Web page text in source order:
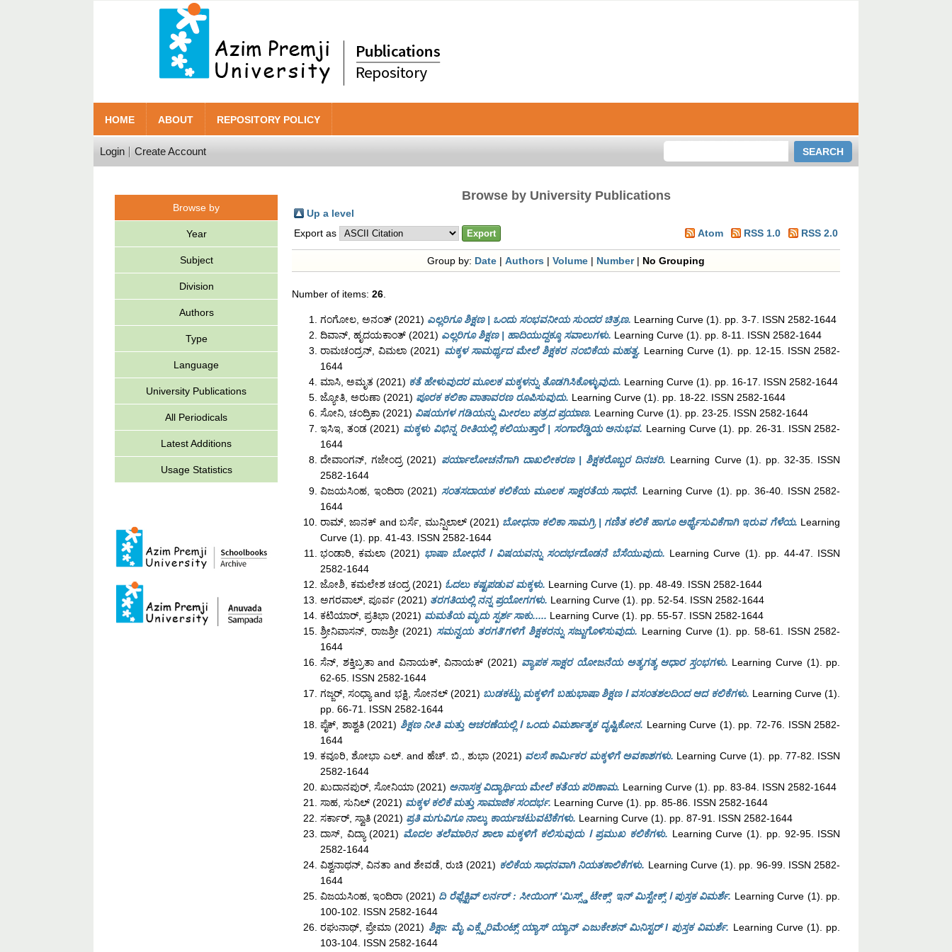
HOME ABOUT REPOSITORY POLICY
Login Create Account
Browse by
Year
Subject
Division
Authors
Type
Language
University Publications
All Periodicals
Latest Additions
Usage Statistics
Browse by University Publications
Up a level
Export as
Atom RSS 1.0 RSS 2.0
Group by: Date |Authors |Volume | Number| No Grouping
Number of items: 26
ಗಂಗೋಲ, ಅನಂತ್ (2021) ಎಲ್ಲರಿಗೂ ಶಿಕ್ಷಣ | ಒಂದು ಸಂಭವನೀಯ ಸುಂದರ ಚಿತ್ರಣ. Learning Curve (1). pp. 3-7. ISSN 2582-1644
ದಿವಾನ್, ಹೃದಯಕಾಂತ್ (2021) ಎಲ್ಲರಿಗೂ ಶಿಕ್ಷಣ | ಹಾದಿಯುದ್ದಕ್ಕೂ ಸವಾಲುಗಳು. Learning Curve (1). pp. 8-11. ISSN 2582-1644
ರಾಮಚಂದ್ರನ್, ವಿಮಲಾ (2021) ಮಕ್ಕಳ ಸಾಮರ್ಥ್ಯದ ಮೇಲೆ ಶಿಕ್ಷಕರ ನಂಬಿಕೆಯ ಮಹತ್ವ. Learning Curve (1). pp. 12-15. ISSN 2582-
1644
ಮಾಸಿ, ಅಮೃತ (2021) ಕತೆ ಹೇಳುವುದರ ಮೂಲಕ ಮಕ್ಕಳನ್ನು ತೊಡಗಿಸಿಕೊಳ್ಳುವುದು. Learning Curve (1). pp. 16-17. ISSN 2582-1644
ಜ್ಯೋತಿ, ಅರುಣಾ (2021) ಪೂರಕ ಕಲಿಕಾ ವಾತಾವರಣ ರೂಪಿಸುವುದು. Learning Curve (1). pp. 18-22. ISSN 2582-1644
ಸೋನಿ, ಚಂದ್ರಿಕಾ (2021) ವಿಷಯಗಳ ಗಡಿಯನ್ನು ಮೀರಲು ಪತ್ರದ ಪ್ರಯಾಣ. Learning Curve (1). pp. 23-25. ISSN 2582-1644
ಇಸಿಇ, ತಂಡ (2021) ಮಕ್ಕಳು ವಿಭಿನ್ನ ರೀತಿಯಲ್ಲಿ ಕಲಿಯುತ್ತಾರೆ | ಸಂಗಾರೆಡ್ಡಿಯ ಅನುಭವ. Learning Curve (1). pp. 26-31. ISSN 2582-
1644
ದೇವಾಂಗನ್, ಗಜೇಂದ್ರ (2021) ಪರ್ಯಾಲೋಚನೆಗಾಗಿ ದಾಖಲೀಕರಣ | ಶಿಕ್ಷಕರೊಬ್ಬರ ದಿನಚರಿ. Learning Curve (1). pp. 32-35. ISSN
2582-1644
ವಿಜಯಸಿಂಹ, ಇಂದಿರಾ(2021) ಸಂತಸದಾಯಕ ಕಲಿಕೆಯ ಮೂಲಕ ಸಾಕ್ಷರತೆಯ ಸಾಧನೆ. Learning Curve (1). pp. 36-40. ISSN 2582-
1644
ರಾಮ್, ಜಾನಕ್ andಬರ್ಸೆ, ಮುನ್ಷಿಲಾಲ್(2021) ಬೋಧನಾ ಕಲಿಕಾ ಸಾಮಗ್ರಿ | ಗಣಿತ ಕಲಿಕೆ ಹಾಗೂ ಅರ್ಥೈಸುವಿಕೆಗಾಗಿ ಇರುವ ಗೆಳೆಯ. Learning
Curve (1). pp. 41-43. ISSN 2582-1644
ಭಂಡಾರಿ, ಕಮಲಾ (2021) ಭಾಷಾ ಬೋಧನೆ ⵏ ವಿಷಯವನ್ನು ಸಂದರ್ಭದೊಡನೆ ಬೆಸೆಯುವುದು. Learning Curve (1). pp. 44-47. ISSN
2582-1644
ಜೋಶಿ, ಕಮಲೇಶ ಚಂದ್ರ (2021) ಓದಲು ಕಷ್ಟಪಡುವ ಮಕ್ಕಳು. Learning Curve (1). pp. 48-49. ISSN 2582-1644
ಅಗರವಾಲ್, ಪೂರ್ವ (2021) ತರಗತಿಯಲ್ಲಿ ನನ್ನ ಪ್ರಯೋಗಗಳು. Learning Curve (1). pp. 52-54. ISSN 2582-1644
ಕಟಿಯಾರ್, ಪ್ರತಿಭಾ (2021) ಮಮತೆಯ ಮೃದು ಸ್ಪರ್ಶ ಸಾಕು..... Learning Curve (1). pp. 55-57. ISSN 2582-1644
ಶ್ರೀನಿವಾಸನ್, ರಾಜಶ್ರೀ (2021) ಸಮನ್ವಯ ತರಗತಿ'ಗಳಿಗೆ ಶಿಕ್ಷಕರನ್ನು ಸಜ್ಜುಗೊಳಿಸುವುದು. Learning Curve (1). pp. 58-61. ISSN 2582-
1644
ಸೆನ್, ಶಕ್ತಿಬ್ರತಾand ವಿನಾಯಕ್, ವಿನಾಯಕ್ (2021) ವ್ಯಾಪಕ ಸಾಕ್ಷರ ಯೋಜನೆಯ ಅತ್ಯಗತ್ಯ ಆಧಾರ ಸ್ತ೦ಭಗಳು. Learning Curve (1). pp.
62-65. ISSN 2582-1644
ಗಜ್ಜರ್, ಸಂಧ್ಯಾand ಭಕ್ಷಿ, ಸೋನಲ್(2021) ಬುಡಕಟ್ಟು ಮಕ್ಕಳಿಗೆ ಬಹುಭಾಷಾ ಶಿಕ್ಷಣ ⵏ ವಸಂತಶಲದಿಂದ ಆದ ಕಲಿಕೆಗಳು. Learning Curve (1).
pp. 66-71. ISSN 2582-1644
ಪೈಕ್, ಶಾಶ್ವತಿ(2021) ಶಿಕ್ಷಣ ನೀತಿ ಮತ್ತು ಆಚರಣೆಯಲ್ಲಿ ⵏ ಒಂದು ವಿಮರ್ಶಾತ್ಮಕ ದೃಷ್ಟಿಕೋನ. Learning Curve (1). pp. 72-76. ISSN 2582-
1644
ಕವೂರಿ, ಶೋಭಾ ಎಲ್. and ಹೆಚ್. ಬಿ., ಶುಭಾ (2021) ವಲಸೆ ಕಾರ್ಮಿಕರ ಮಕ್ಕಳಿಗೆ ಅವಕಾಶಗಳು. Learning Curve (1). pp. 77-82. ISSN
2582-1644
ಖುದಾನಪುರ್, ಸೋನಿಯಾ (2021) ಅನಾಸಕ್ತ ವಿದ್ಯಾರ್ಥಿಯ ಮೇಲೆ ಕತೆಯ ಪರಿಣಾಮ. Learning Curve (1). pp. 83-84. ISSN 2582-1644
ಸಾಹ, ಸುನಿಲ್ (2021) ಮಕ್ಕಳ ಕಲಿಕೆ ಮತ್ತು ಸಾಮಾಜಿಕ ಸಂದರ್ಭ. Learning Curve (1). pp. 85-86. ISSN 2582-1644
ಸರ್ಕಾರ್, ಸ್ವಾತಿ (2021) ಪ್ರತಿ ಮಗುವಿಗೂ ನಾಲ್ಕು ಕಾರ್ಯಚಟುವಟಿಕೆಗಳು. Learning Curve (1). pp. 87-91. ISSN 2582-1644
ದಾಸ್, ವಿದ್ಯಾ(2021) ಮೊದಲ ತಲೆಮಾರಿನ ಶಾಲಾ ಮಕ್ಕಳಿಗೆ ಕಲಿಸುವುದು ⵏ ಪ್ರಮುಖ ಕಲಿಕೆಗಳು. Learning Curve (1). pp. 92-95. ISSN
2582-1644
ವಿಶ್ವನಾಥನ್, ವಿನತಾ and ಶೇವಡೆ, ರುಚಿ (2021) ಕಲಿಕೆಯ ಸಾಧನವಾಗಿ ನಿಯತಕಾಲಿಕೆಗಳು. Learning Curve (1). pp. 96-99. ISSN 2582-
1644
ವಿಜಯಸಿಂಹ, ಇಂದಿರಾ (2021) ದಿ ರೆಫ್ಲೆಕ್ಟಿವ್ ಲರ್ನರ್ : ಸೀಯಿಂಗ್ 'ಮಿಸ್ಸ್ಡ್ ಟೇಕ್ಸ್' ಇನ್ ಮಿಸ್ಟೇಕ್ಸ್ ⵏ ಪುಸ್ತಕ ವಿಮರ್ಶೆ. Learning Curve (1). pp.
100-102. ISSN 2582-1644
ರಘುನಾಥ್, ಪ್ರೇಮಾ (2021) ಶಿಕ್ಷಾ: ಮೈ ಎಕ್ಸ್ಪೆರಿಮೆಂಟ್ಸ್ ಯ್ಯಾಸ್ ಯ್ಯಾನ್ ಎಜುಕೇಶನ್ ಮಿನಿಸ್ಟರ್ І ಪುಸ್ತಕ ವಿಮರ್ಶೆ. Learning Curve (1). pp.
103-104. ISSN 2582-1644